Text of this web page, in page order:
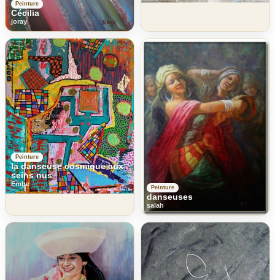
Peinture
Cécilia
joray
Peinture
la danseuse cosmique aux
seins nus
Embe Peinture
danseuses
salah